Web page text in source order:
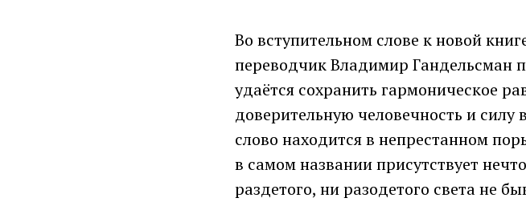
Во вступительном слове к новой
переводчик Владимир Гандельсман
удаётся сохранить гармоническое
доверительную человечность и
слово находится в непрестанном
в самом названии присутствует
раздетого, ни разодетого света не